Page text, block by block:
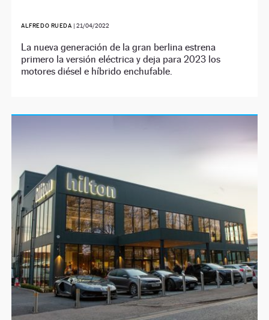
ALFREDO RUEDA | 21/04/2022
La nueva generación de la gran berlina estrena
primero la versión eléctrica y deja para 2023 los
motores diésel e híbrido enchufable.